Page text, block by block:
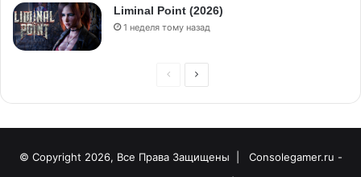
Liminal Point (2026)
1 неделя тому назад
ы
у
© Copyright 2026, Все Права Защищены |
Consolegamer.ru -